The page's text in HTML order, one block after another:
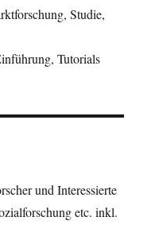
Studie,
Tutorials
und Interessierte
etc. inkl.